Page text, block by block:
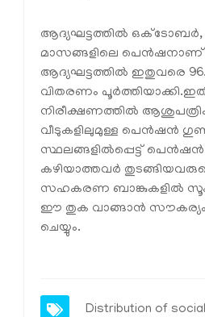
ആദ്യഘട്ടത്തില്‍
മാസങ്ങളിലെ പെന്‍ഷനാണ്
ആദ്യഘട്ടത്തില്‍ ഇതുവരെ
വിതരണം
നിരീക്ഷണത്തില്‍
വീടുകളിലുമുള്ള പെന്‍ഷന്‍
സ്ഥലങ്ങളില്‍പ്പെട്ട്
കഴിയാത്തവര്‍
സഹകരണ ബാങ്കുകളില്‍
ഈ തുക വാങ്ങാന്‍ സൗകര്യം
ചെയ്യും.
Distribution of